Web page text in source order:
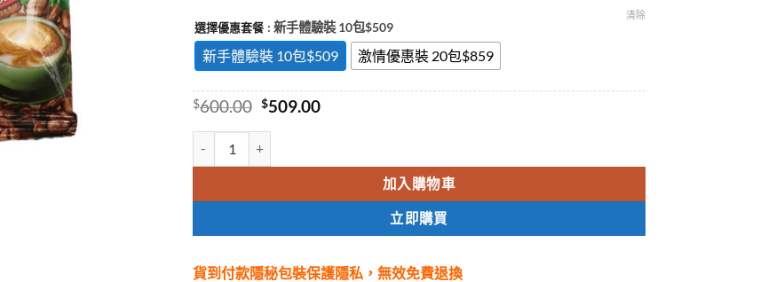
選擇優惠套餐 : 新手體驗裝 10包$509
新手體驗裝 10包$509 激情優惠裝 20包$859
清除
$600.00 Original
was:
$600.00.
$509.00Current
加入購物車
立即購買
貨到付款隱秘包裝保護隱私，無效免費退換